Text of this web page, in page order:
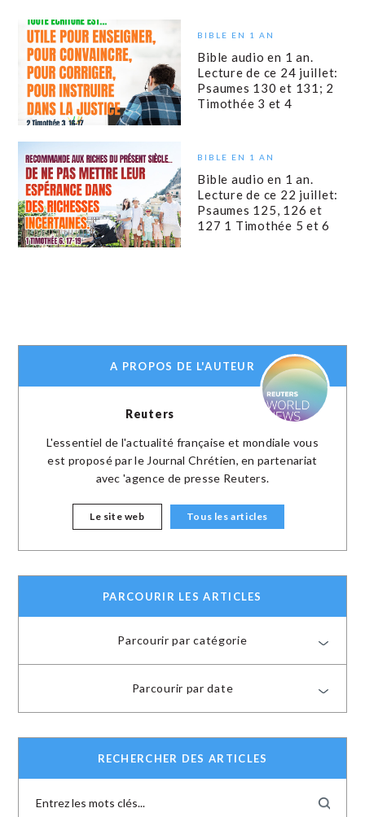
BIBLE EN 1 AN
Bible audio en 1 an.
Lecture de ce 24 juillet:
Psaumes 130 et 131; 2
Timothée 3 et 4
BIBLE EN 1 AN
Bible audio en 1 an.
Lecture de ce 22 juillet:
Psaumes 125, 126 et
127 1 Timothée 5 et 6
A PROPOS DE L'AUTEUR
Reuters
L'essentiel de l'actualité française et mondiale vous
est proposé par le Journal Chrétien, en partenariat
avec 'agence de presse Reuters.
Le site web Tous les articles
PARCOURIR LES ARTICLES
Parcourir par catégorie
Parcourir par date
RECHERCHER DES ARTICLES